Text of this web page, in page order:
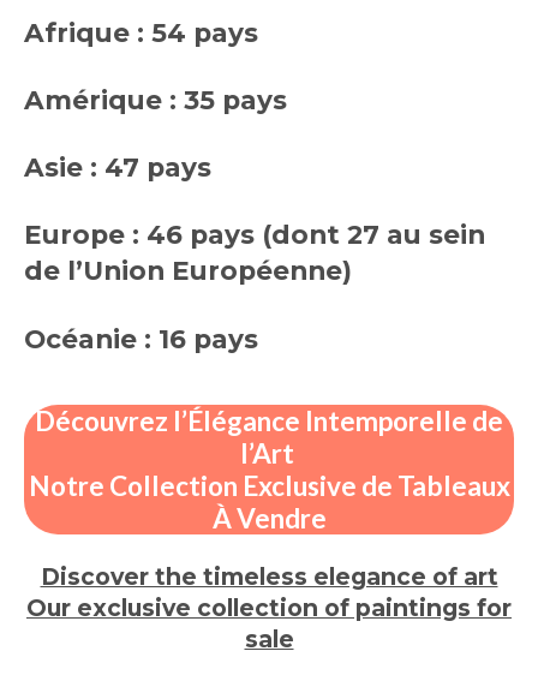
Afrique : 54 pays
Amérique : 35 pays
Asie : 47 pays
Europe : 46 pays (dont 27 au sein
de l’Union Européenne)
Océanie : 16 pays
Découvrez l’Élégance Intemporelle de
l’Art
Notre Collection Exclusive de Tableaux
À Vendre
Discover the timeless elegance of art
Our exclusive collection of paintings for
sale